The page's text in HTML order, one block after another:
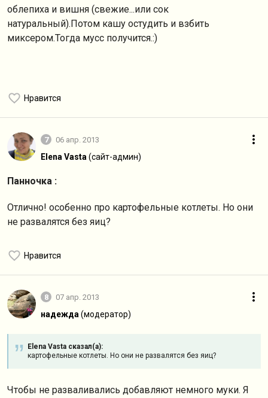
облепиха и вишня (свежие...или сок
натуральный).Потом кашу остудить и взбить
миксером.Тогда мусс получится.:)
Нравится
7 06 апр. 2013
Elena Vasta (сайт-админ)
Панночка :
Отлично! особенно про картофельные котлеты. Но они
не развалятся без яиц?
Нравится
8 07 апр. 2013
надежда (модератор)
Elena Vasta сказал(а):
картофельные котлеты. Но они не развалятся без яиц?
Чтобы не разваливались добавляют немного муки. Я